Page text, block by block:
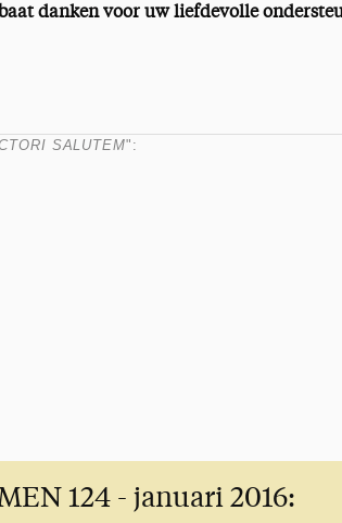
danken voor uw liefdevolle
SALUTEM":
124 - januari 2016: